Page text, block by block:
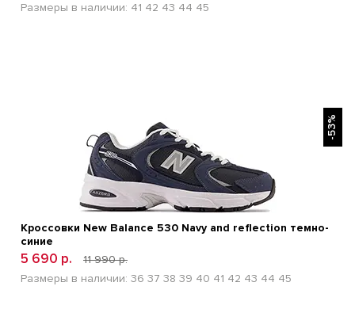
Размеры в наличии: 41 42 43 44 45
-53%
Кроссовки New Balance 530 Navy and reflection темно-
синие
5 690 р.
11 990 р.
Размеры в наличии: 36 37 38 39 40 41 42 43 44 45